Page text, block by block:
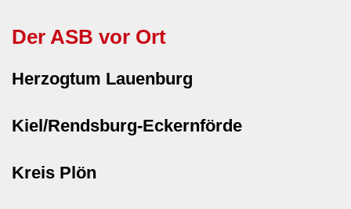
Der ASB vor Ort
Herzogtum Lauenburg
Kiel/Rendsburg-Eckernförde
Kreis Plön